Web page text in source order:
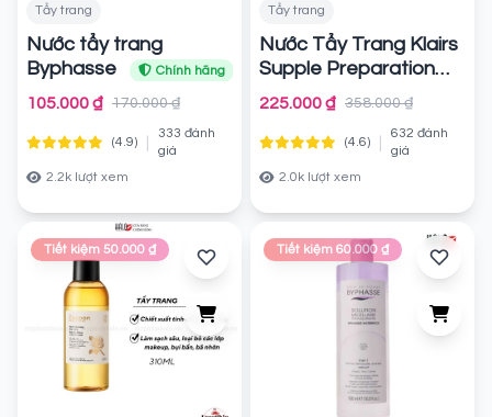
Tẩy trang
Nước tẩy trang
Byphasse
Chính hãng
105.000 ₫ 170.000 ₫
(4.9)
333 đánh
giá
2.2k lượt xem
Tẩy trang
Nước Tẩy Trang Klairs
Supple Preparation
Unscented Cleansing
Water 400ml
hãng
225.000 ₫ 358.000 ₫
(4.6)
632 đánh
giá
2.0k lượt xem
Tiết kiệm 50.000 ₫ Tiết kiệm 60.000 ₫